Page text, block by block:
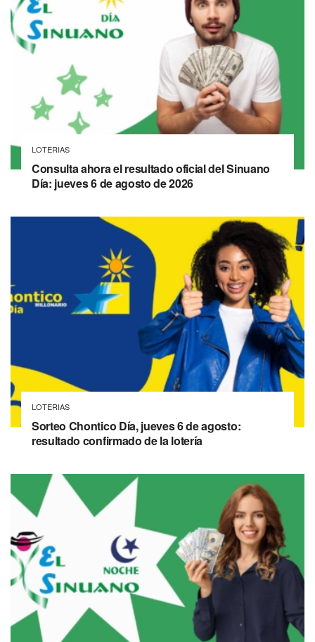
LOTERIAS
Consulta ahora el resultado oficial del Sinuano
Día: jueves 6 de agosto de 2026
LOTERIAS
Sorteo Chontico Día, jueves 6 de agosto:
resultado confirmado de la lotería